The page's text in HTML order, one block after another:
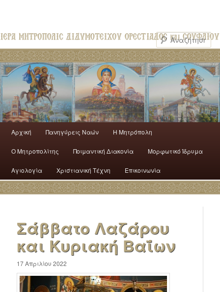
Αρχική Πανηγύρεις Ναών H Mητρόπολη
Ο Mητροπολίτης Ποιμαντική Διακονία Μορφωτικό Ίδρυμα
Αγιολογία Χριστιανική Τέχνη Επικοινωνία
Σάββατο Λαζάρου
και Κυριακή Βαΐων
17 Απριλίου 2022